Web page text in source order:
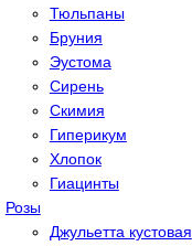
Тюльпаны
Бруния
Эустома
Сирень
Скимия
Гиперикум
Хлопок
Гиацинты
Розы
Джульетта кустовая